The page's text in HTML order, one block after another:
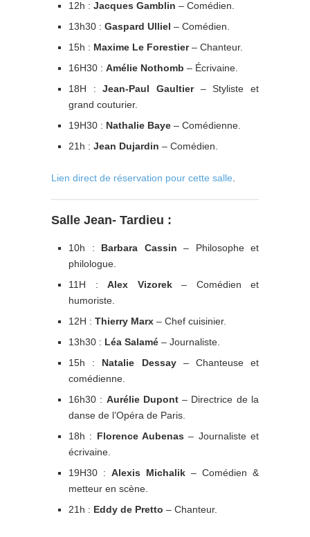
12h : Jacques Gamblin – Comédien.
13h30 : Gaspard Ulliel – Comédien.
15h : Maxime Le Forestier– Chanteur.
16H30 : Amélie Nothomb – Écrivaine.
18H :Jean-Paul Gaultier– Styliste et
grand couturier.
19H30 : Nathalie Baye – Comédienne.
21h : Jean Dujardin – Comédien.
Lien direct de réservation pour cette salle
Salle Jean- Tardieu :
10h : Barbara Cassin – Philosophe et
philologue.
11H : Alex Vizorek– Comédien et
humoriste.
12H : Thierry Marx – Chef cuisinier.
13h30 : Léa Salamé – Journaliste.
15h : Natalie Dessay– Chanteuse et
comédienne.
16h30 : Aurélie Dupont– Directrice de la
danse de l’Opéra de Paris.
18h : Florence Aubenas – Journaliste et
écrivaine.
19H30 : Alexis Michalik – Comédien &
metteur en scène.
21h : Eddy de Pretto – Chanteur.